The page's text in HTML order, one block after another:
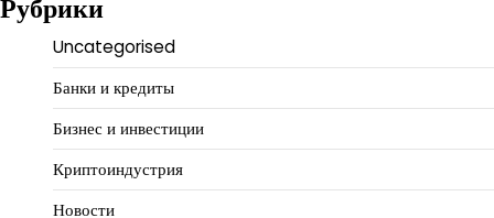
Рубрики
Uncategorised
Банки и кредиты
Бизнес и инвестиции
Криптоиндустрия
Новости